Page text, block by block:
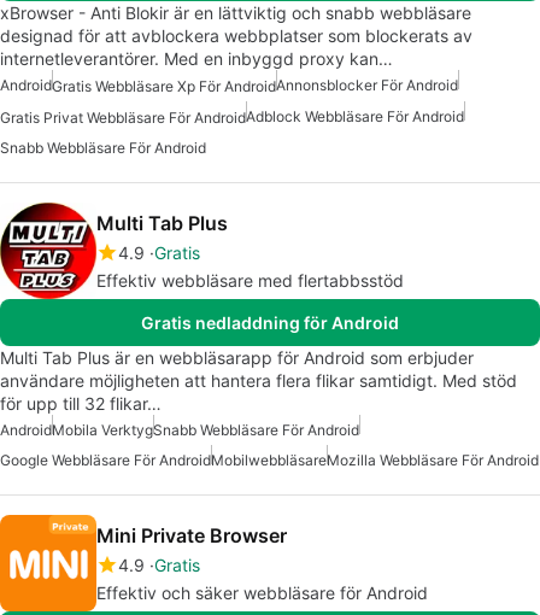
xBrowser - Anti Blokir är en lättviktig och snabb webbläsare
designad för att avblockera webbplatser som blockerats av
internetleverantörer. Med en inbyggd proxy kan…
AndroidGratis Webbläsare Xp För AndroidAnnonsblocker För Android
Gratis Privat Webbläsare För AndroidAdblock Webbläsare För Android
Snabb Webbläsare För Android
Multi Tab Plus
4.9 Gratis
Effektiv webbläsare med flertabbsstöd
Gratis nedladdning för Android
Multi Tab Plus är en webbläsarapp för Android som erbjuder
användare möjligheten att hantera flera flikar samtidigt. Med stöd
för upp till 32 flikar…
AndroidMobila VerktygSnabb Webbläsare För Android
Google Webbläsare För AndroidMobilwebbläsareMozilla Webbläsare För Android
Mini Private Browser
4.9 Gratis
Effektiv och säker webbläsare för Android